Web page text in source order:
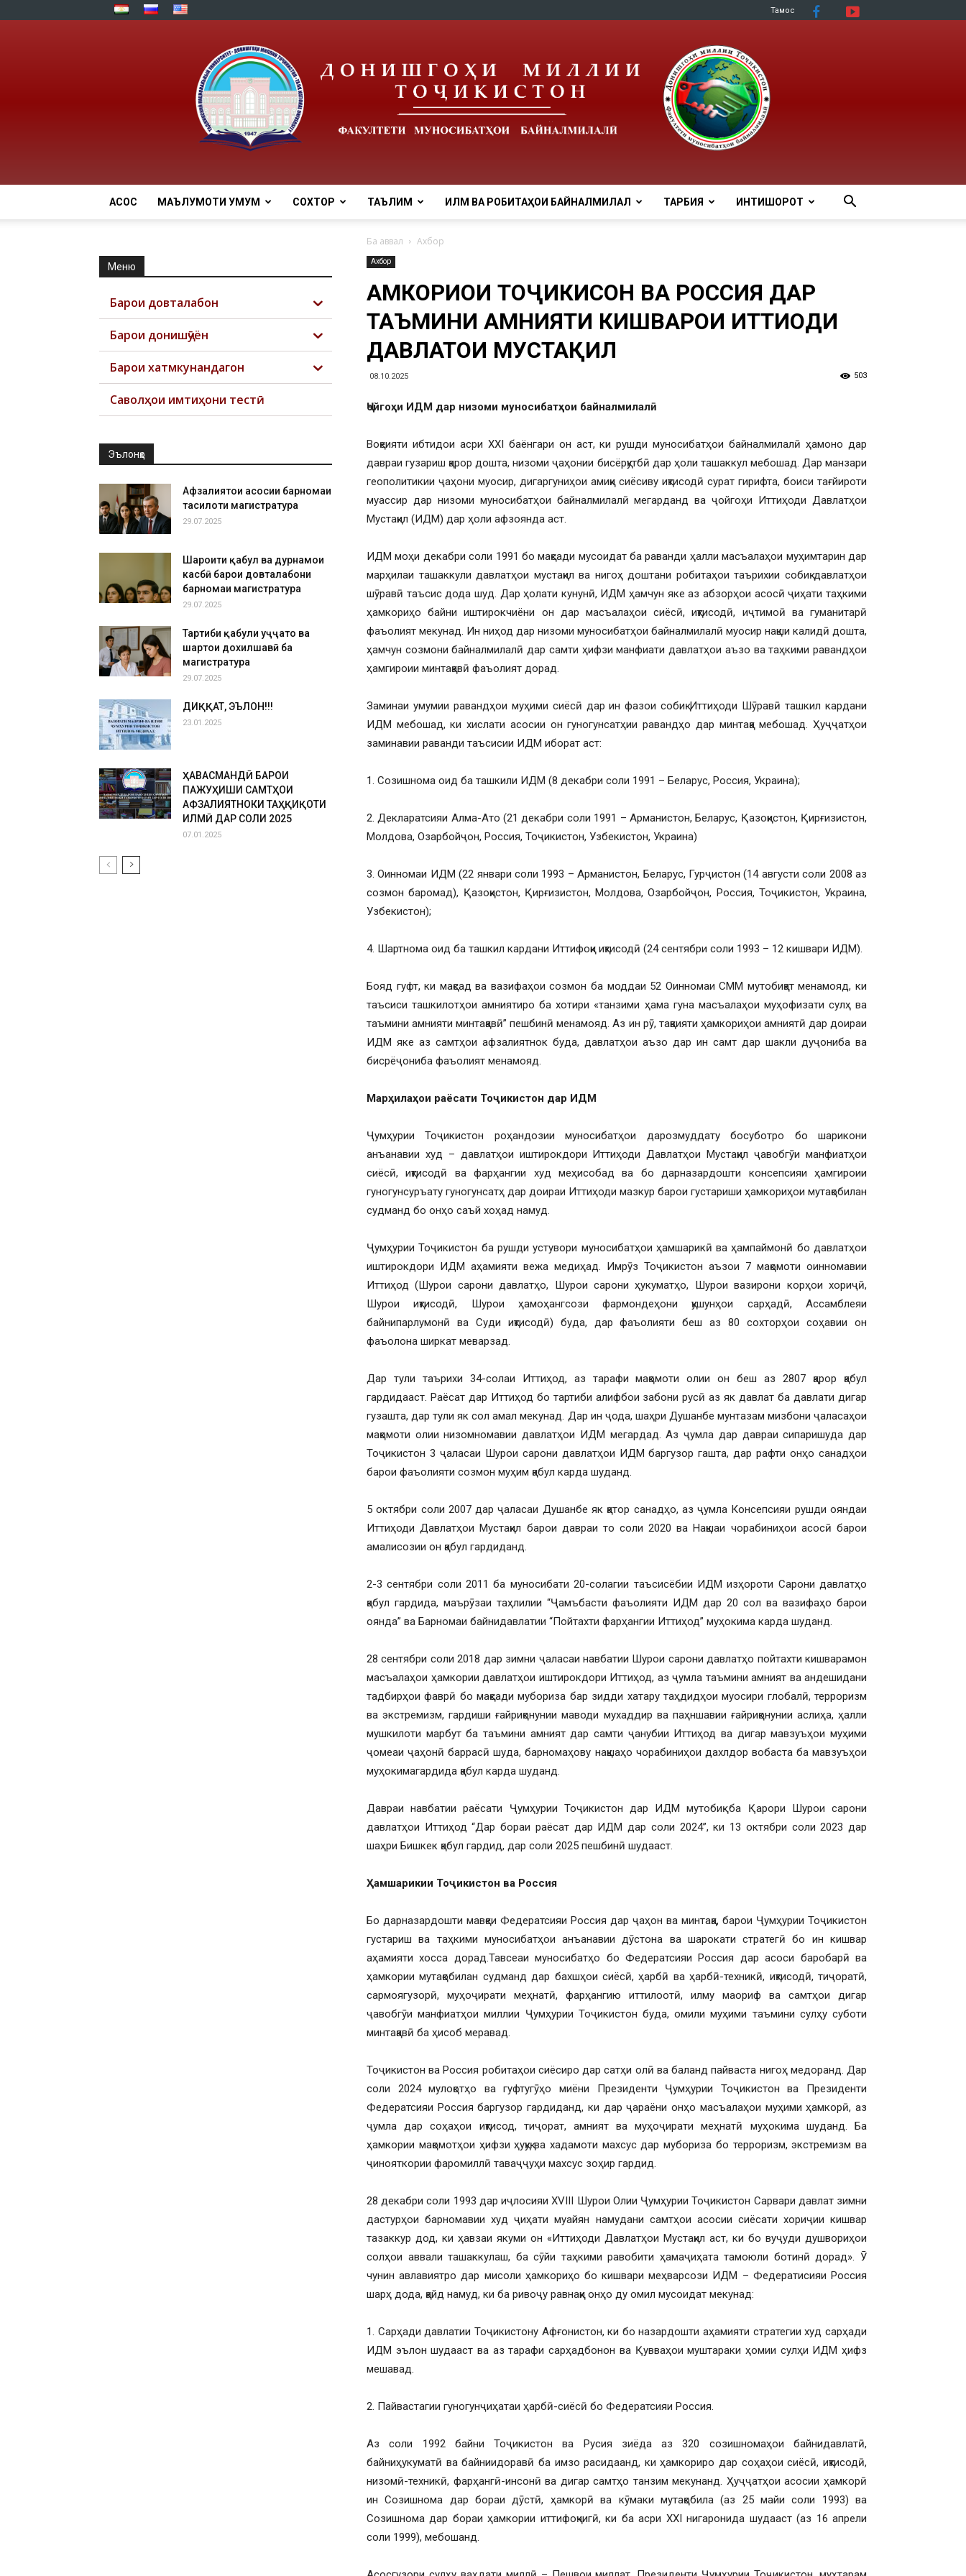
Тамос
АСОСӢ МАЪЛУМОТИ УМУМӢ СОХТОР ТАЪЛИМ ИЛМ ВА РОБИТАҲОИ БАЙНАЛМИЛАЛӢ ТАРБИЯ ИНТИШОРОТ
Ба аввал Ахбор
Ахбор
ҲАМКОРИҲОИ ТОҶИКИСОН ВА РОССИЯ ДАР
ТАЪМИНИ АМНИЯТИ КИШВАРҲОИ ИТТИҲОДИ
ДАВЛАТҲОИ МУСТАҚИЛ
08.10.2025 503
Ҷойгоҳи ИДМ дар низоми муносибатҳои байналмилалӣ
Воқеияти ибтидои асри XXI баёнгари он аст, ки рушди муносибатҳои байналмилалӣ ҳамоно дар
давраи гузариш қарор дошта, низоми ҷаҳонии бисёрқутбӣ дар ҳоли ташаккул мебошад. Дар манзари
геополитикии ҷаҳони муосир, дигаргуниҳои амиқи сиёсиву иқтисодӣ сурат гирифта, боиси тағйироти
муассир дар низоми муносибатҳои байналмилалӣ мегарданд ва ҷойгоҳи Иттиҳоди Давлатҳои
Мустақил (ИДМ) дар ҳоли афзоянда аст.
ИДМ моҳи декабри соли 1991 бо мақсади мусоидат ба раванди ҳалли масъалаҳои муҳимтарин дар
марҳилаи ташаккули давлатҳои мустақил ва нигоҳ доштани робитаҳои таърихии собиқ давлатҳои
шӯравӣ таъсис дода шуд. Дар ҳолати кунунӣ, ИДМ ҳамчун яке аз абзорҳои асосӣ ҷиҳати таҳкими
ҳамкориҳо байни иштирокчиёни он дар масъалаҳои сиёсӣ, иқтисодӣ, иҷтимоӣ ва гуманитарӣ
фаъолият мекунад. Ин ниҳод дар низоми муносибатҳои байналмилалӣ муосир нақши калидӣ дошта,
ҳамчун созмони байналмилалӣ дар самти ҳифзи манфиати давлатҳои аъзо ва таҳкими равандҳои
ҳамгироии минтақавӣ фаъолият дорад.
Заминаи умумии равандҳои муҳими сиёсӣ дар ин фазои собиқ Иттиҳоди Шӯравӣ ташкил кардани
ИДМ мебошад, ки хислати асосии он гуногунсатҳии равандҳо дар минтақа мебошад. Ҳуҷҷатҳои
заминавии раванди таъсисии ИДМ иборат аст:
1. Созишнома оид ба ташкили ИДМ (8 декабри соли 1991 – Беларус, Россия, Украина);
2. Декларатсияи Алма-Ато (21 декабри соли 1991 – Арманистон, Беларус, Қазоқистон, Қирғизистон,
Молдова, Озарбойҷон, Россия, Тоҷикистон, Узбекистон, Украина)
3. Оинномаи ИДМ (22 январи соли 1993 – Арманистон, Беларус, Гурҷистон (14 августи соли 2008 аз
созмон баромад), Қазоқистон, Қирғизистон, Молдова, Озарбойҷон, Россия, Тоҷикистон, Украина,
Узбекистон);
4. Шартнома оид ба ташкил кардани Иттифоқи иқтисодӣ (24 сентябри соли 1993 – 12 кишвари ИДМ).
Бояд гуфт, ки мақсад ва вазифаҳои созмон ба моддаи 52 Оинномаи СММ мутобиқат менамояд, ки
таъсиси ташкилотҳои амниятиро ба хотири «танзими ҳама гуна масъалаҳои муҳофизати сулҳ ва
таъмини амнияти минтақавӣ” пешбинӣ менамояд. Аз ин рӯ, тақвияти ҳамкориҳои амниятӣ дар доираи
ИДМ яке аз самтҳои афзалиятнок буда, давлатҳои аъзо дар ин самт дар шакли дуҷониба ва
бисрёҷониба фаъолият менамояд.
Марҳилаҳои раёсати Тоҷикистон дар ИДМ
Ҷумҳурии Тоҷикистон роҳандозии муносибатҳои дарозмуддату босуботро бо шарикони
анъанавии худ – давлатҳои иштирокдори Иттиҳоди Давлатҳои Мустақил ҷавобгӯи манфиатҳои
сиёсӣ, иқтисодӣ ва фарҳангии худ меҳисобад ва бо дарназардошти консепсияи ҳамгироии
гуногунсуръату гуногунсатҳ дар доираи Иттиҳоди мазкур барои густариши ҳамкориҳои мутақобилан
судманд бо онҳо саъй хоҳад намуд.
Ҷумҳурии Тоҷикистон ба рушди устувори муносибатҳои ҳамшарикӣ ва ҳампаймонӣ бо давлатҳои
иштирокдори ИДМ аҳамияти вежа медиҳад. Имрӯз Тоҷикистон аъзои 7 мақомоти оинномавии
Иттиҳод (Шурои сарони давлатҳо, Шурои сарони ҳукуматҳо, Шурои вазирони корҳои хориҷӣ,
Шурои иқтисодӣ, Шурои ҳамоҳангсози фармондеҳони қушунҳои сарҳадӣ, Ассамблеяи
байнипарлумонӣ ва Суди иқтисодӣ) буда, дар фаъолияти беш аз 80 сохторҳои соҳавии он
фаъолона ширкат меварзад.
Дар тули таърихи 34-солаи Иттиҳод, аз тарафи мақомоти олии он беш аз 2807 қарор қабул
гардидааст. Раёсат дар Иттиҳод бо тартиби алифбои забони русӣ аз як давлат ба давлати дигар
гузашта, дар тули як сол амал мекунад. Дар ин ҷода, шаҳри Душанбе мунтазам мизбони ҷаласаҳои
мақомоти олии низомномавии давлатҳои ИДМ мегардад. Аз ҷумла дар давраи сипаришуда дар
Тоҷикистон 3 ҷаласаи Шурои сарони давлатҳои ИДМ баргузор гашта, дар рафти онҳо санадҳои
барои фаъолияти созмон муҳим қабул карда шуданд.
5 октябри соли 2007 дар ҷаласаи Душанбе як қатор санадҳо, аз ҷумла Консепсияи рушди ояндаи
Иттиҳоди Давлатҳои Мустақил барои давраи то соли 2020 ва Нақшаи чорабиниҳои асосӣ барои
амалисозии он қабул гардиданд.
2-3 сентябри соли 2011 ба муносибати 20-солагии таъсисёбии ИДМ изҳороти Сарони давлатҳо
қабул гардида, маърӯзаи таҳлилии “Ҷамъбасти фаъолияти ИДМ дар 20 сол ва вазифаҳо барои
оянда” ва Барномаи байнидавлатии “Пойтахти фарҳангии Иттиҳод” муҳокима карда шуданд.
28 сентябри соли 2018 дар зимни ҷаласаи навбатии Шурои сарони давлатҳо пойтахти кишварамон
масъалаҳои ҳамкории давлатҳои иштирокдори Иттиҳод, аз ҷумла таъмини амният ва андешидани
тадбирҳои фаврӣ бо мақсади мубориза бар зидди хатару таҳдидҳои муосири глобалӣ, терроризм
ва экстремизм, гардиши ғайриқонунии маводи мухаддир ва паҳншавии ғайриқонунии аслиҳа, ҳалли
мушкилоти марбут ба таъмини амният дар самти ҷанубии Иттиҳод ва дигар мавзуъҳои муҳими
ҷомеаи ҷаҳонӣ баррасӣ шуда, барномаҳову нақшаҳо чорабиниҳои дахлдор вобаста ба мавзуъҳои
муҳокимагардида қабул карда шуданд.
Давраи навбатии раёсати Ҷумҳурии Тоҷикистон дар ИДМ мутобиқ ба Қарори Шурои сарони
давлатҳои Иттиҳод “Дар бораи раёсат дар ИДМ дар соли 2024”, ки 13 октябри соли 2023 дар
шаҳри Бишкек қабул гардид, дар соли 2025 пешбинӣ шудааст.
Ҳамшарикии Тоҷикистон ва Россия
Бо дарназардошти мавқеи Федератсияи Россия дар ҷаҳон ва минтақа, барои Ҷумҳурии Тоҷикистон
густариш ва таҳкими муносибатҳои анъанавии дӯстона ва шарокати стратегӣ бо ин кишвар
аҳамияти хосса дорад.Тавсеаи муносибатҳо бо Федератсияи Россия дар асоси баробарӣ ва
ҳамкории мутақобилан судманд дар бахшҳои сиёсӣ, ҳарбӣ ва ҳарбӣ-техникӣ, иқтисодӣ, тиҷоратӣ,
сармоягузорӣ, муҳоҷирати меҳнатӣ, фарҳангию иттилоотӣ, илму маориф ва самтҳои дигар
ҷавобгӯи манфиатҳои миллии Ҷумҳурии Тоҷикистон буда, омили муҳими таъмини сулҳу суботи
минтақавӣ ба ҳисоб меравад.
Тоҷикистон ва Россия робитаҳои сиёсиро дар сатҳи олӣ ва баланд пайваста нигоҳ медоранд. Дар
соли 2024 мулоқотҳо ва гуфтугӯҳо миёни Президенти Ҷумҳурии Тоҷикистон ва Президенти
Федератсияи Россия баргузор гардиданд, ки дар ҷараёни онҳо масъалаҳои муҳими ҳамкорӣ, аз
ҷумла дар соҳаҳои иқтисод, тиҷорат, амният ва муҳоҷирати меҳнатӣ муҳокима шуданд. Ба
ҳамкории мақомотҳои ҳифзи ҳуқуқ ва хадамоти махсус дар мубориза бо терроризм, экстремизм ва
ҷинояткории фаромиллӣ таваҷҷуҳи махсус зоҳир гардид.
28 декабри соли 1993 дар иҷлосияи XVIII Шурои Олии Ҷумҳурии Тоҷикистон Сарвари давлат зимни
дастурҳои барномавии худ ҷиҳати муайян намудани самтҳои асосии сиёсати хориҷии кишвар
тазаккур дод, ки ҳавзаи якуми он «Иттиҳоди Давлатҳои Мустақил аст, ки бо вуҷуди душвориҳои
солҳои аввали ташаккулаш, ба сӯйи таҳкими равобити ҳамаҷиҳата тамоюли ботинӣ дорад». Ӯ
чунин авлавиятро дар мисоли ҳамкориҳо бо кишвари меҳварсози ИДМ – Федератисияи Россия
шарҳ дода, қайд намуд, ки ба ривоҷу равнақи онҳо ду омил мусоидат мекунад:
1. Сарҳади давлатии Тоҷикистону Афғонистон, ки бо назардошти аҳамияти стратегии худ сарҳади
ИДМ эълон шудааст ва аз тарафи сарҳадбонон ва Қувваҳои муштараки ҳомии сулҳи ИДМ ҳифз
мешавад.
2. Пайвастагии гуногунҷиҳатаи ҳарбӣ-сиёсӣ бо Федератсияи Россия.
Аз соли 1992 байни Тоҷикистон ва Русия зиёда аз 320 созишномаҳои байнидавлатӣ,
байниҳукуматӣ ва байниидоравӣ ба имзо расидаанд, ки ҳамкориро дар соҳаҳои сиёсӣ, иқтисодӣ,
низомӣ-техникӣ, фарҳангӣ-инсонӣ ва дигар самтҳо танзим мекунанд. Ҳуҷҷатҳои асосии ҳамкорӣ
ин Созишнома дар бораи дӯстӣ, ҳамкорӣ ва кӯмаки мутақобила (аз 25 майи соли 1993) ва
Созишнома дар бораи ҳамкории иттифоқчигӣ, ки ба асри XXI нигаронида шудааст (аз 16 апрели
соли 1999), мебошанд.
Меню
Барои довталабон
Барои донишҷӯён
Барои хатмкунандагон
Саволҳои имтиҳони тестӣ
Эълонҳо
Афзалиятҳои асосии барномаи
таҳсилоти магистратура
29.07.2025
Шароити қабул ва дурнамои
касбӣ барои довталабони
барномаи магистратура
29.07.2025
Тартиби қабули ҳуҷҷатҳо ва
шартҳои дохилшавӣ ба
магистратура
29.07.2025
ДИҚҚАТ, ЭЪЛОН!!!
23.01.2025
ҲАВАСМАНДӢ БАРОИ
ПАЖУҲИШИ САМТҲОИ
АФЗАЛИЯТНОКИ ТАҲҚИҚОТИ
ИЛМӢ ДАР СОЛИ 2025
07.01.2025